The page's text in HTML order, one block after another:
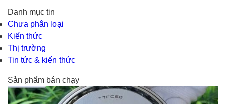
Danh mục tin
Chưa phân loại
Kiến thức
Thị trường
Tin tức & kiến thức
Sản phẩm bán chạy